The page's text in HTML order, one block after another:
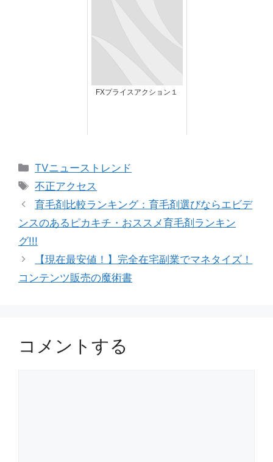
FXプライスアクション１
カ
テ
リ
ー
TVニューストレンド
タ
グ
不正アクセス
育毛剤比較ランキング：育毛剤選びならエビデ
ンスのあるピカキチ・おススメ育毛剤ランキン
グ!!!
【現在最安値！】完全在宅副業でマネタイズ！
コンテンツ販売の魔術書
コメントする